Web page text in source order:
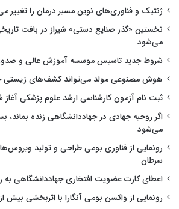
ژنتیک و فناوری‌های نوین مسیر درمان را تغییر
نخستین «گذر صنایع دستی» شیراز در بافت
می‌شود
شروط جدید تاسیس موسسه آموزش عالی و صدور
هوش مصنوعی مولد می‌تواند کشف‌های زیستی
ثبت نام آزمون کارشناسی ارشد علوم پزشکی آغاز
اگر روحیه جهادی در جهاددانشگاهی زنده بماند،
می‌شود
رونمایی از فناوری بومی طراحی و تولید
سرطان
اعطای کارت عضویت افتخاری جهاددانشگاهی به
رونمایی از واکسن بومی آنگارا با اثربخشی بیش از ۹۰ درصد